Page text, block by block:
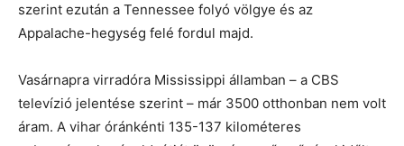
szerint ezután a Tennessee folyó völgye és az
Appalache-hegység felé fordul majd.
Vasárnapra virradóra Mississippi államban – a CBS
televízió jelentése szerint – már 3500 otthonban nem volt
áram. A vihar óránkénti 135-137 kilométeres